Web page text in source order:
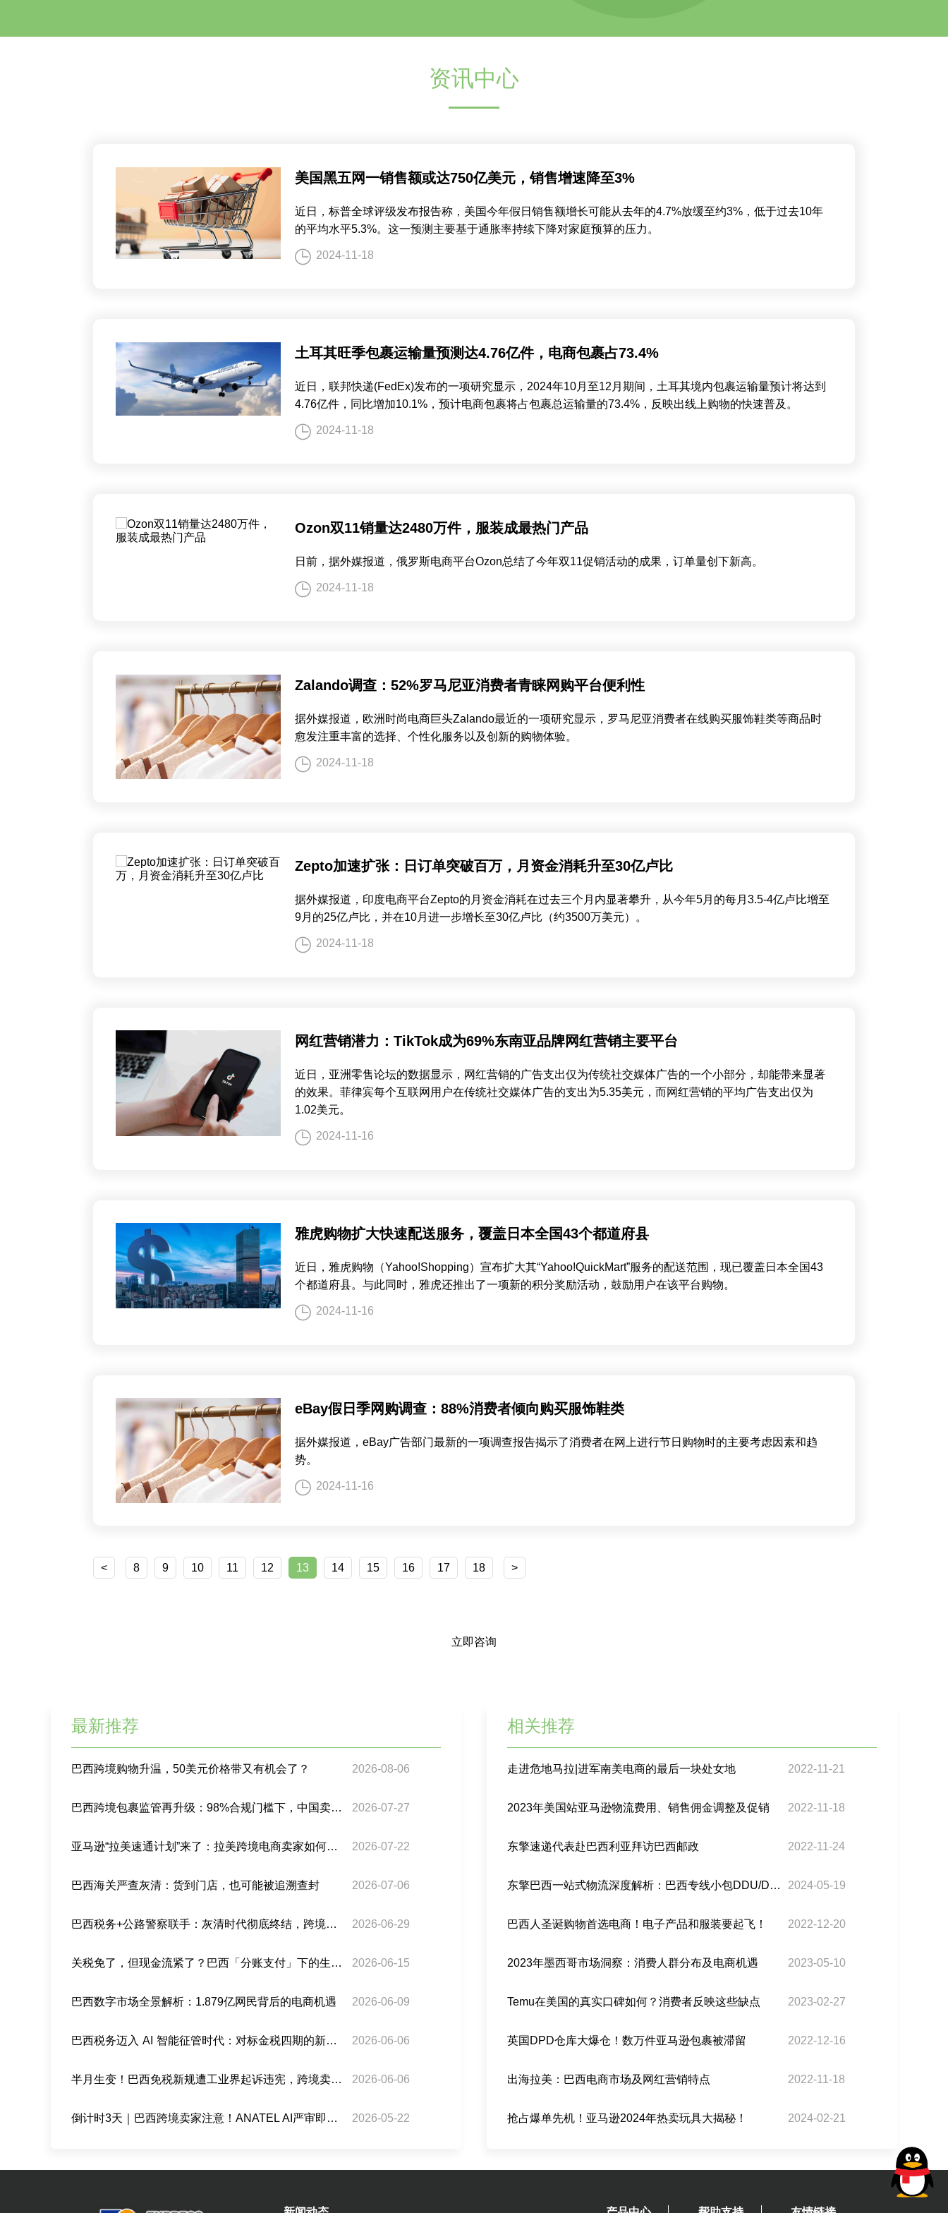
资讯中心
美国黑五网一销售额或达750亿美元，销售增速降至3%
近日，标普全球评级发布报告称，美国今年假日销售额增长可能从去年的4.7%放缓至约3%，低于过去10年
的平均水平5.3%。这一预测主要基于通胀率持续下降对家庭预算的压力。
2024-11-18
土耳其旺季包裹运输量预测达4.76亿件，电商包裹占73.4%
近日，联邦快递(FedEx)发布的一项研究显示，2024年10月至12月期间，土耳其境内包裹运输量预计将达到
4.76亿件，同比增加10.1%，预计电商包裹将占包裹总运输量的73.4%，反映出线上购物的快速普及。
2024-11-18
Ozon双11销量达2480万件，服装成最热门产品
日前，据外媒报道，俄罗斯电商平台Ozon总结了今年双11促销活动的成果，订单量创下新高。
2024-11-18
Zalando调查：52%罗马尼亚消费者青睐网购平台便利性
据外媒报道，欧洲时尚电商巨头Zalando最近的一项研究显示，罗马尼亚消费者在线购买服饰鞋类等商品时
愈发注重丰富的选择、个性化服务以及创新的购物体验。
2024-11-18
Zepto加速扩张：日订单突破百万，月资金消耗升至30亿卢比
据外媒报道，印度电商平台Zepto的月资金消耗在过去三个月内显著攀升，从今年5月的每月3.5-4亿卢比增至
9月的25亿卢比，并在10月进一步增长至30亿卢比（约3500万美元）。
2024-11-18
网红营销潜力：TikTok成为69%东南亚品牌网红营销主要平台
近日，亚洲零售论坛的数据显示，网红营销的广告支出仅为传统社交媒体广告的一个小部分，却能带来显著
的效果。菲律宾每个互联网用户在传统社交媒体广告的支出为5.35美元，而网红营销的平均广告支出仅为
1.02美元。
2024-11-16
雅虎购物扩大快速配送服务，覆盖日本全国43个都道府县
近日，雅虎购物（Yahoo!Shopping）宣布扩大其“Yahoo!QuickMart”服务的配送范围，现已覆盖日本全国43
个都道府县。与此同时，雅虎还推出了一项新的积分奖励活动，鼓励用户在该平台购物。
2024-11-16
eBay假日季网购调查：88%消费者倾向购买服饰鞋类
据外媒报道，eBay广告部门最新的一项调查报告揭示了消费者在网上进行节日购物时的主要考虑因素和趋
势。
2024-11-16
< 8 9 10 11 12 13 14 15 16 17 18 >
立即咨询
相关推荐
走进危地马拉|进军南美电商的最后一块处女地 2022-11-21
2023年美国站亚马逊物流费用、销售佣金调整及促销 2022-11-18
东擎速递代表赴巴西利亚拜访巴西邮政 2022-11-24
东擎巴西一站式物流深度解析：巴西专线小包DDU/DDP服务全攻略 2024-05-19
巴西人圣诞购物首选电商！电子产品和服装要起飞！ 2022-12-20
2023年墨西哥市场洞察：消费人群分布及电商机遇 2023-05-10
Temu在美国的真实口碑如何？消费者反映这些缺点 2023-02-27
英国DPD仓库大爆仓！数万件亚马逊包裹被滞留 2022-12-16
出海拉美：巴西电商市场及网红营销特点 2022-11-18
抢占爆单先机！亚马逊2024年热卖玩具大揭秘！ 2024-02-21
最新推荐
巴西跨境购物升温，50美元价格带又有机会了？ 2026-08-06
巴西跨境包裹监管再升级：98%合规门槛下，中国卖家要注意什么？ 2026-07-27
亚马逊“拉美速通计划”来了：拉美跨境电商卖家如何接住这波增长？ 2026-07-22
巴西海关严查灰清：货到门店，也可能被追溯查封 2026-07-06
巴西税务+公路警察联手：灰清时代彻底终结，跨境卖家如何守住利润 2026-06-29
关税免了，但现金流紧了？巴西「分账支付」下的生存指南 2026-06-15
巴西数字市场全景解析：1.879亿网民背后的电商机遇 2026-06-09
巴西税务迈入 AI 智能征管时代：对标金税四期的新型税控模式解析！ 2026-06-06
半月生变！巴西免税新规遭工业界起诉违宪，跨境卖家如何稳住利润？ 2026-06-06
倒计时3天｜巴西跨境卖家注意！ANATEL AI严审即将启动，如何避免货物被卡？ 2026-05-22